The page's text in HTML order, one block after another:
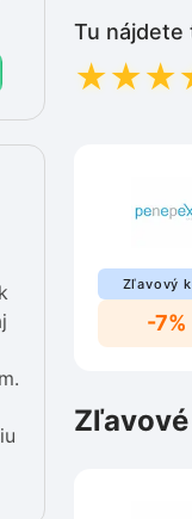
Tu nájdete
★★★
Zľavový
-7%